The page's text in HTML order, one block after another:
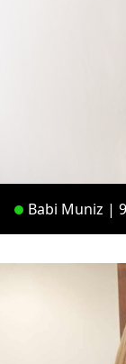
Babi Muniz |